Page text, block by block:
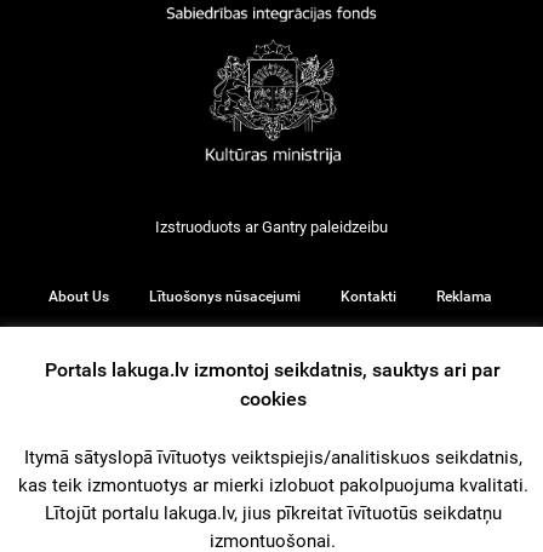
Izstruoduots arGantry paleidzeibu
About Us Lītuošonys nūsacejumi Kontakti Reklama
© 2026
iz augšu
Portals lakuga.lv izmontoj seikdatnis, sauktys ari par
cookies
Itymā sātyslopā īvītuotys veiktspiejis/analitiskuos seikdatnis,
kas teik izmontuotys ar mierki izlobuot pakolpuojuma kvalitati.
Lītojūt portalu lakuga.lv, jius pīkreitat īvītuotūs seikdatņu
izmontuošonai.